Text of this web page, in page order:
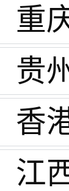
重
贵
香
江